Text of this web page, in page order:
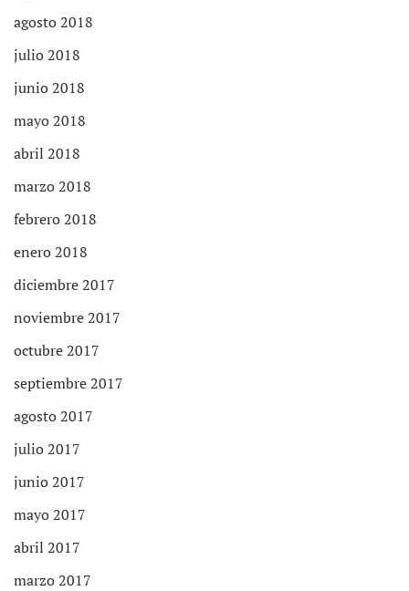
agosto 2018
julio 2018
junio 2018
mayo 2018
abril 2018
marzo 2018
febrero 2018
enero 2018
diciembre 2017
noviembre 2017
octubre 2017
septiembre 2017
agosto 2017
julio 2017
junio 2017
mayo 2017
abril 2017
marzo 2017